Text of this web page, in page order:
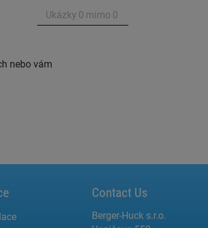
Ukázky 0 mimo 0
nebo vám
Contact Us
Berger-Huck s.r.o.